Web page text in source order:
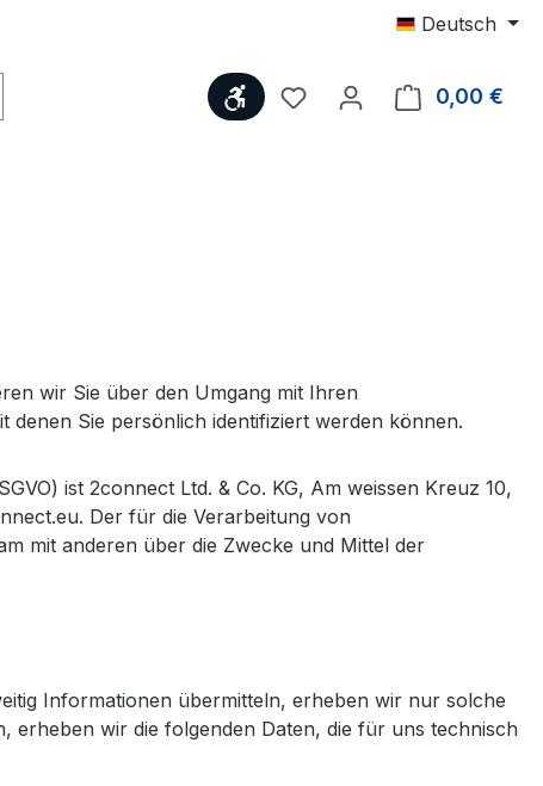
Deutsch
Werkzeugleiste anzeigen
Du hast 0 Produkte auf
0,00 €
wir Sie über den Umgang mit Ihren
denen Sie persönlich identifiziert werden können.
ist 2connect Ltd. & Co. KG, Am weissen Kreuz 10,
Der für die Verarbeitung von
mit anderen über die Zwecke und Mittel der
Informationen übermitteln, erheben wir nur solche
erheben wir die folgenden Daten, die für uns technisch